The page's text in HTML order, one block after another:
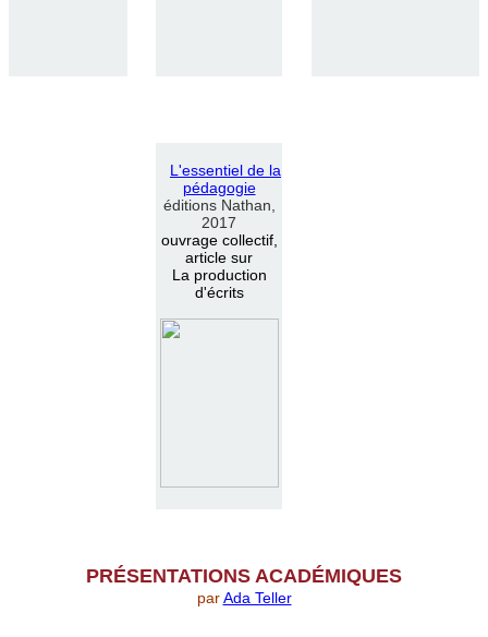
L 'essentiel de la
pédagogie
éditions Nathan,
2017
ouvrage collectif,
article sur
La production
d'écrits
PRÉSENTATIONS ACADÉMIQUES
parAda Teller